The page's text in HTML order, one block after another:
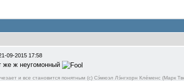
09-2015 17:58
же ж неугомонный
и все становится понятным (c) Сэ́мюэл Лэ́нгхорн Кле́менс (Марк